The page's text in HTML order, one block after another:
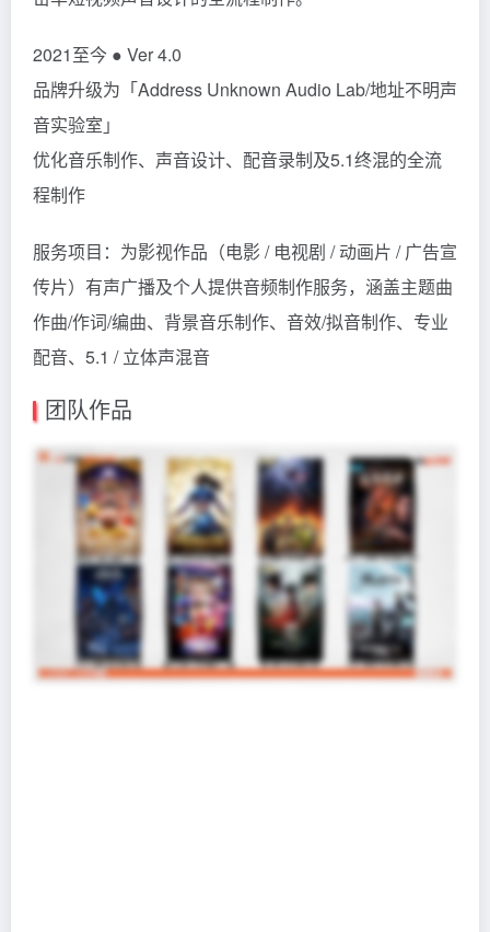
2021至今 ● Ver 4.0
品牌升级为「Address Unknown Audio Lab/地址不明声
音实验室」
优化音乐制作、声音设计、配音录制及5.1终混的全流
程制作
服务项目：为影视作品（电影 / 电视剧 / 动画片 / 广告宣
传片）有声广播及个人提供音频制作服务，涵盖主题曲
作曲/作词/编曲、背景音乐制作、音效/拟音制作、专业
配音、5.1 / 立体声混音
团队作品